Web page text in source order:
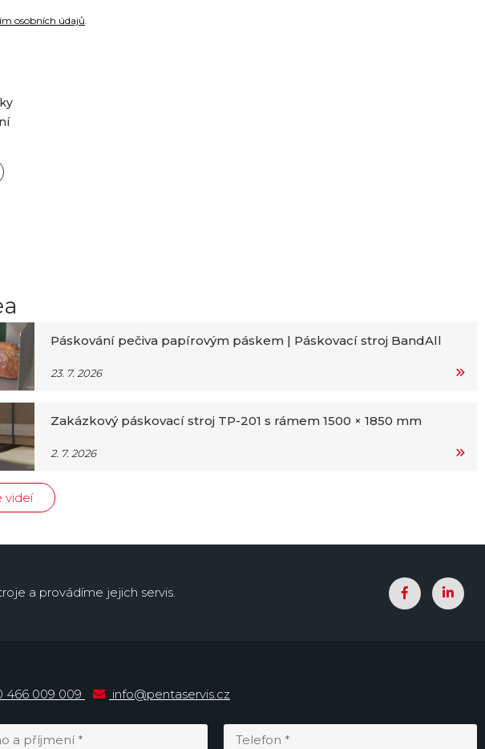
osobních údajů.
Páskování pečiva papírovým páskem | Páskovací stroj BandAll
23. 7. 2026
Zakázkový páskovací stroj TP-201 s rámem 1500 × 1850 mm
2. 7. 2026
videí
a provádíme jejich servis.
466 009 009 info@pentaservis.cz